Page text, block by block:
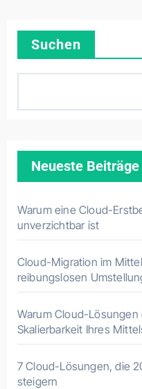
Suchen
Neueste Beiträge
Warum eine Cloud-
unverzichtbar ist
Cloud-Migration im
reibungslosen
Warum Cloud-
Skalierbarkeit Ihres
7 Cloud-Lösungen, die
steigern